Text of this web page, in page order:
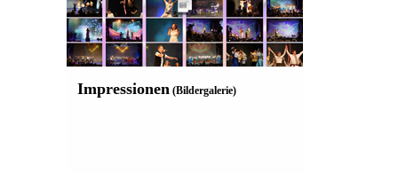
Impressionen (Bildergalerie)